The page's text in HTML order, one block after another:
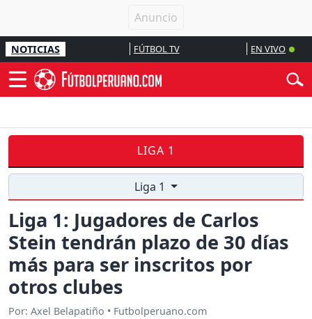
NOTICIAS FÚTBOL TV EN VIVO
LIGA 1
Liga 1
Liga 1: Jugadores de Carlos
Stein tendrán plazo de 30 días
más para ser inscritos por
otros clubes
Por: Axel Belapatiño • Futbolperuano.com